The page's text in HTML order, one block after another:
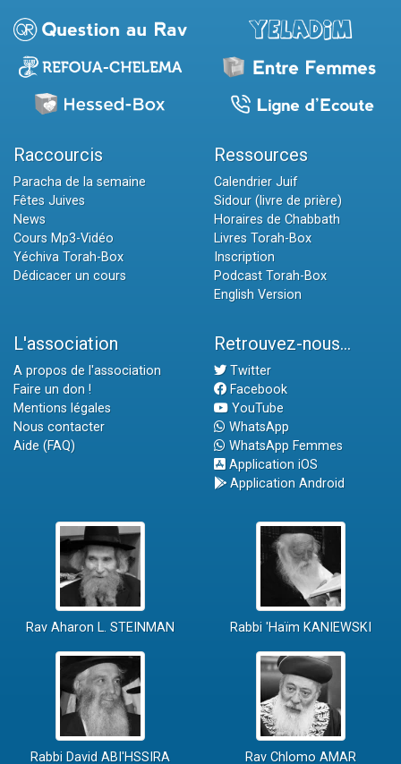
Raccourcis
Paracha de la semaine
Fêtes Juives
News
Cours Mp3-Vidéo
Yéchiva Torah-Box
Dédicacer un cours
Ressources
Calendrier Juif
Sidour (livre de prière)
Horaires de Chabbath
Livres Torah-Box
Inscription
Podcast Torah-Box
English Version
L'association
A propos de l'association
Faire un don !
Mentions légales
Nous contacter
Aide (FAQ)
Retrouvez-nous...
Twitter
Facebook
YouTube
WhatsApp
WhatsApp Femmes
Application iOS
Application Android
Rav Aharon L. STEINMAN Rabbi 'Haïm KANIEWSKI
Rabbi David ABI'HSSIRA Rav Chlomo AMAR